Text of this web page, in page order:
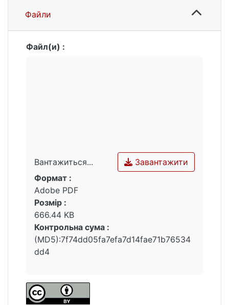
Файли
Файл(и) :
Вантажиться...
Вантажиться...
Завантажити
Формат :
Adobe PDF
Розмір :
666.44 KB
Контрольна сума :
(MD5):7f74dd05fa7efa7d14fae71b76534
dd4